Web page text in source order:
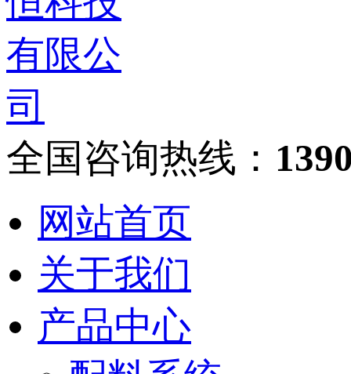
全国咨询热线：
网站首页
关于我们
产品中心